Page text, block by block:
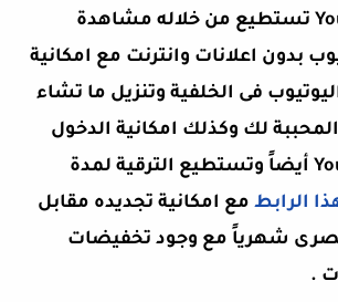
Youtube Premium تستطيع من خلاله مشاهدة
بدون اعلانات وانترنت مع امكانية
فى الخلفية وتنزيل ما تشاء
لك وكذلك امكانية الدخول
الى Youtube Music أيضاً وتستطيع الترقية لمدة
الرابط مع امكانية تجديده مقابل
جنيه مصرى شهرياً مع وجود تخفيضات
.